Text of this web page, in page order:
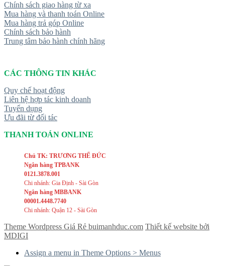
Chính sách giao hàng từ xa
Mua hàng và thanh toán Online
Mua hàng trả góp Online
Chính sách bảo hành
Trung tâm bảo hành chính hãng
CÁC THÔNG TIN KHÁC
Quy chế hoạt động
Liên hệ hợp tác kinh doanh
Tuyển dụng
Ưu đãi từ đối tác
THANH TOÁN ONLINE
Chủ TK: TRƯƠNG THẾ ĐỨC
Ngân hàng TPBANK
0121.3878.001
Chi nhánh: Gia Định - Sài Gòn
Ngân hàng MBBANK
00001.4448.7740
Chi nhánh: Quận 12 - Sài Gòn
Theme Wordpress Giá Rẻ buimanhduc.com Thiết kế website bởi
MDIGI
Assign a menu in Theme Options > Menus